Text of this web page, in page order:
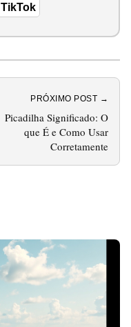
TikTok
PRÓXIMO POST →
Picadilha Significado: O
que É e Como Usar
Corretamente